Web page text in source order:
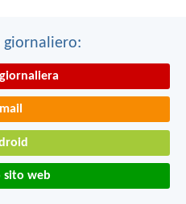
giornaliero:
sito web